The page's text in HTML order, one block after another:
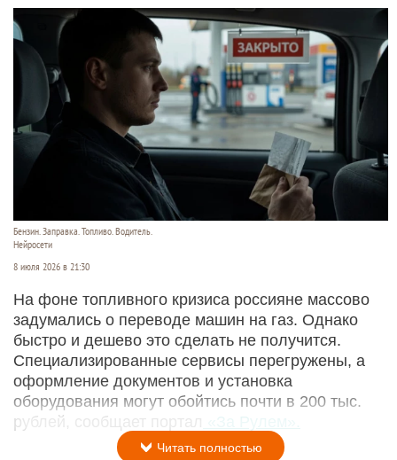
Бензин. Заправка. Топливо. Водитель.
Нейросети
8 июля 2026 в 21:30
На фоне топливного кризиса россияне массово
задумались о переводе машин на газ. Однако
быстро и дешево это сделать не получится.
Специализированные сервисы перегружены, а
оформление документов и установка
оборудования могут обойтись почти в 200 тыс.
рублей, сообщает портал «За Рулем».
Читать полностью